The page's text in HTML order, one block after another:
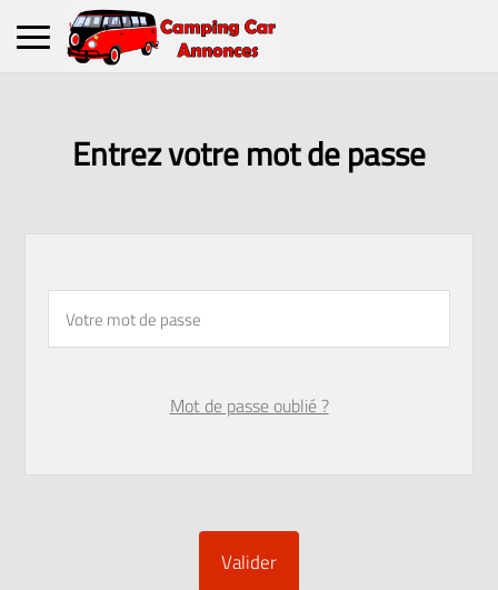
Entrez votre mot de passe
Mot de passe oublié ?